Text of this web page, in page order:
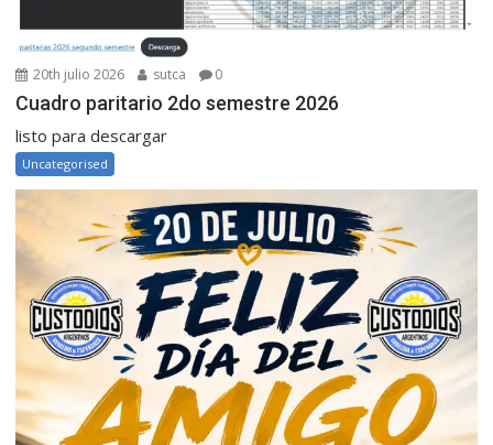
20th julio 2026 sutca 0
Cuadro paritario 2do semestre 2026
listo para descargar
Uncategorised